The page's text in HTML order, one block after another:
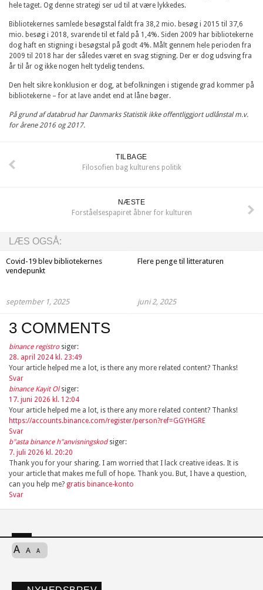
hele taget. Og denne strategi ser ud til at være lykkedes.
Bibliotekernes samlede besøgstal faldt fra 38,2 mio. besøg i 2015 til 37,6
mio. besøg i 2018, svarende til et fald på 1,4%. Siden 2009 har bibliotekerne
dog haft en stigning i besøgstal på godt 4%. Målt gennem hele perioden fra
2009 til 2018 har der således været en svag stigning. Der er dog udsving fra
år til år og ikke nogen helt tydelig tendens.
Den helt sikre konklusion er dog, at befolkningen i stigende grad kommer på
bibliotekerne – for at lave andet end at låne bøger.
På grund af databrud har Danmarks Statistik ikke offentliggjort udlånstal m.v.
for årene 2016 og 2017.
TILBAGE
Filosofien bag kulturens politik
NÆSTE
Forståelsespapiret åbner for kulturen
LÆS OGSÅ:
Covid-19 blev bibliotekernes
vendepunkt
september 1, 2025
Flere penge til litteraturen
juni 2, 2025
3 COMMENTS
binance registro siger:
28. april 2024 kl. 23:49
Your article helped me a lot, is there any more related content? Thanks!
Svar
binance Kayit Ol siger:
17. juni 2026 kl. 12:04
Your article helped me a lot, is there any more related content? Thanks!
https://accounts.binance.com/register/person?ref=GGYHGRE
Svar
b"asta binance h"anvisningskod siger:
7. juli 2026 kl. 20:20
Thank you for your sharing. I am worried that I lack creative ideas. It is
your article that makes me full of hope. Thank you. But, I have a question,
can you help me? gratis binance-konto
Svar
A A A